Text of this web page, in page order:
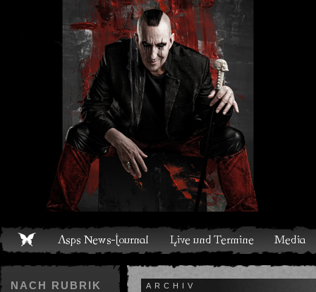
Live und Termine Media Shop Band Discografie
NACH RUBRIK
ARCHIV